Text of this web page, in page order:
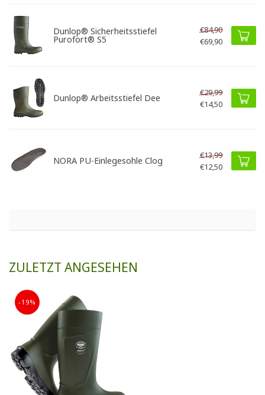
Dunlop® Sicherheitsstiefel
Purofort® S5
€84,90
€69,90
Dunlop® Arbeitsstiefel Dee
€29,99
€14,50
NORA PU-Einlegesohle Clog
€13,99
€12,50
ZULETZT ANGESEHEN
-19%